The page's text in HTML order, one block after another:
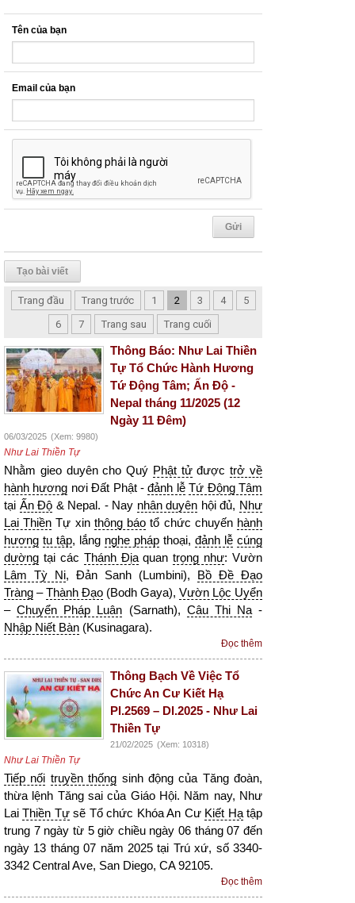
Tên của bạn
Email của bạn
Tạo bài viết
Trang đầu Trang trước 1 2 3 4
5
6
7 Trang sau Trang cuối
Thông Báo: Như Lai Thiền
Tự Tổ Chức Hành Hương
Tứ Động Tâm; Ấn Độ -
Nepal tháng 11/2025 (12
Ngày 11 Đêm)
06/03/2025 (Xem: 9980)
Như Lai Thiền Tự
Nhằm gieo duyên cho Quý Phật tửđượctrở về
hành hương nơi Đất Phật -đảnh lễ Tứ Động Tâm
tại Ấn Độ & Nepal. - Nay nhân duyên hội đủ, Như
Lai Thiền Tự xin thông báo tổ chức chuyến hành
hương tu tập, lắng nghe pháp thoại, đảnh lễ cúng
dường tại các Thánh Địaquantrọng như: Vườn
Lâm Tỳ Ni, Đản Sanh (Lumbini),
Bồ Đề Đạo
Tràng –Thành Đạo (Bodh Gaya), Vườn Lộc Uyển
–Chuyển Pháp Luân (Sarnath), Câu Thi Na-
Nhập Niết Bàn (Kusinagara).
Đọc thêm
Thông Bạch Về Việc Tổ
Chức An Cư Kiết Hạ
Pl.2569 – Dl.2025 - Như Lai
Thiền Tự
21/02/2025 (Xem: 10318)
Như Lai Thiền Tự
Tiếp nối truyền thống sinh động của Tăng đoàn,
thừa lệnh Tăng sai của Giáo Hội. Năm nay, Như
LaiThiền Tựsẽ Tổ chức Khóa An Cư Kiết Hạtập
trung 7 ngày từ 5 giờ chiều ngày 06 tháng 07 đến
ngày 13 tháng 07 năm 2025 tại Trú xứ, số 3340-
3342 Central Ave, San Diego, CA 92105.
Đọc thêm